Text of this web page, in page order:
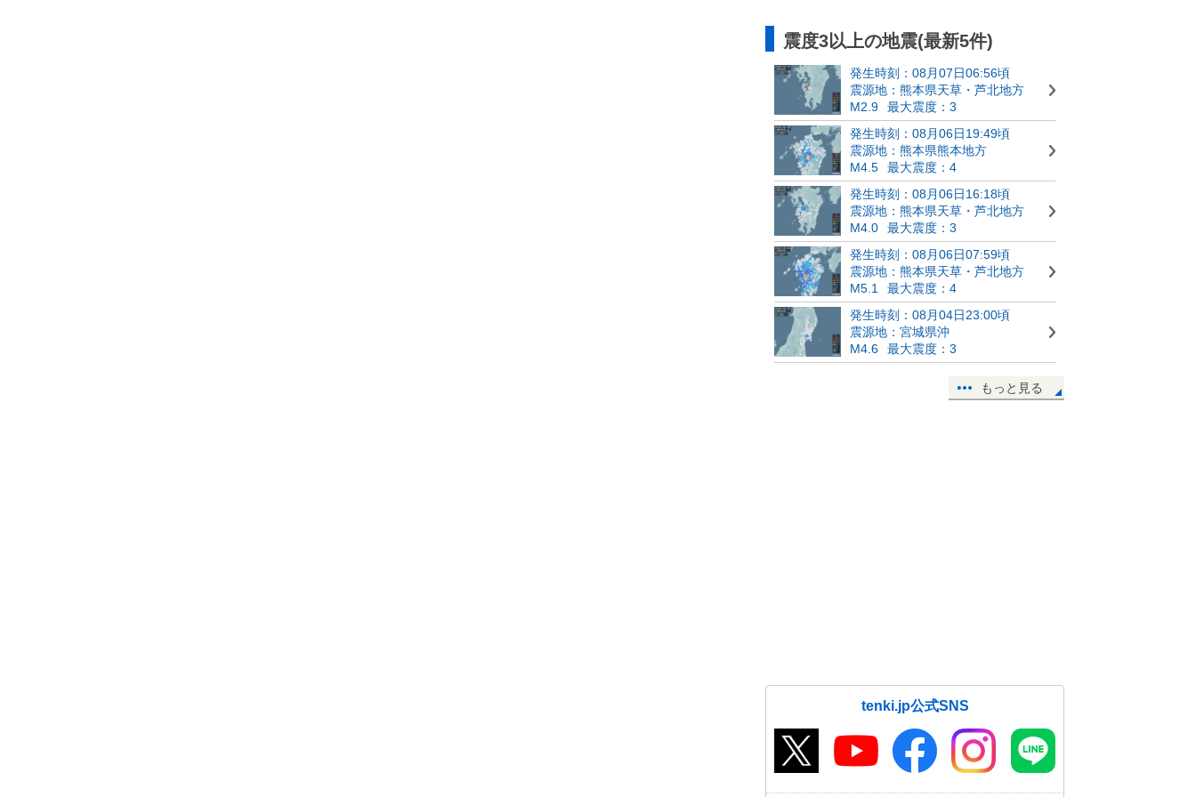
震度3以上の地震(最新5件)
発生時刻：08月07日06:56頃
震源地：熊本県天草・芦北地方
M2.9
最大震度：3
発生時刻：08月06日19:49頃
震源地：熊本県熊本地方
M4.5
最大震度：4
発生時刻：08月06日16:18頃
震源地：熊本県天草・芦北地方
M4.0
最大震度：3
発生時刻：08月06日07:59頃
震源地：熊本県天草・芦北地方
M5.1
最大震度：4
発生時刻：08月04日23:00頃
震源地：宮城県沖
M4.6
最大震度：3
もっと見る
tenki.jp公式SNS